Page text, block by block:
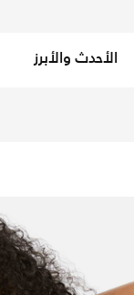
الأحدث والأبرز